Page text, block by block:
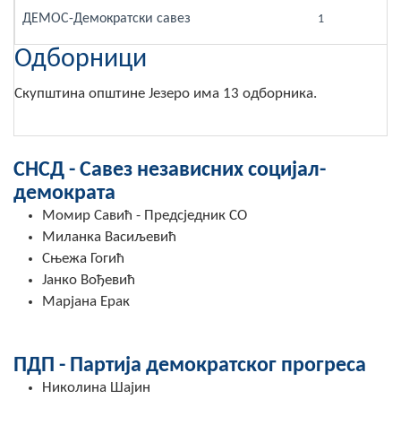
Састав Скупштине
Службени Гласници
ОПШТИНСКА УПРАВА
ИНФО
Вијести
Активности
Јавни позиви
Обавјештења
COVID 19
ДЕМОС-Демократски савез 1
Одборници
Скупштина општине Језеро има 13 одборника.
СНСД - Савез независних социјал-
демократа
Момир Савић - Предсједник СО
Миланка Васиљевић
Сњежа Гогић
Јанко Вођевић
Марјана Ерак
ПДП - Партија демократског прогреса
Николина Шајин